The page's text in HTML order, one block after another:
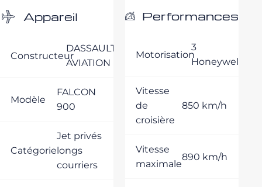
Appareil
Constructeur
DASSAULT
AVIATION
Modèle
FALCON
900
Catégorie
Jet privés
longs
courriers
Performances
Motorisation
3
Honeywell
Vitesse
de
croisière
850 km/h
Vitesse
maximale
890 km/h